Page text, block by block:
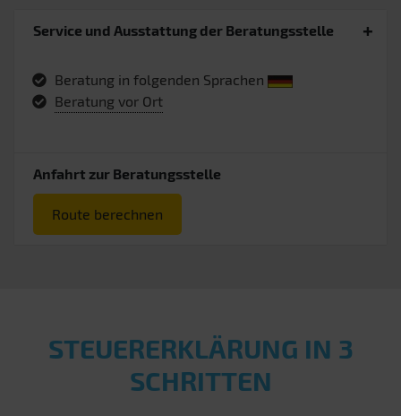
Service und Ausstattung der Beratungsstelle
Beratung in folgenden Sprachen
Beratung vor Ort
Anfahrt zur Beratungsstelle
Route berechnen
STEUERERKLÄRUNG IN 3
SCHRITTEN